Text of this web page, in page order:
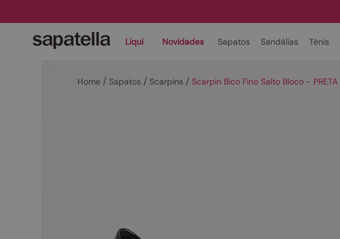
Liqui Novidades Sapatos Sandálias Tênis
Sapatos Scarpins Scarpin Bico Fino Salto Bloco - PRETA